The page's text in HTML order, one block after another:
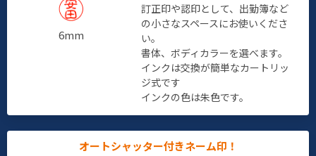
6mm
訂正印や認印として、出勤簿など
の小さなスペースにお使いくださ
い。
書体、ボディカラーを選べます。
インクは交換が簡単なカートリッ
ジ式です
インクの色は朱色です。
オートシャッター付きネーム印！